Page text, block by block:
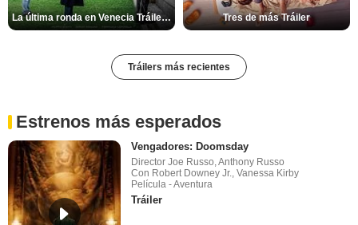
La última ronda en Venecia Tráiler VOSE Tres de más Tráiler
Tráilers más recientes
Estrenos más esperados
Vengadores: Doomsday
Director Joe Russo, Anthony Russo
Con Robert Downey Jr., Vanessa Kirby
Película - Aventura
Tráiler